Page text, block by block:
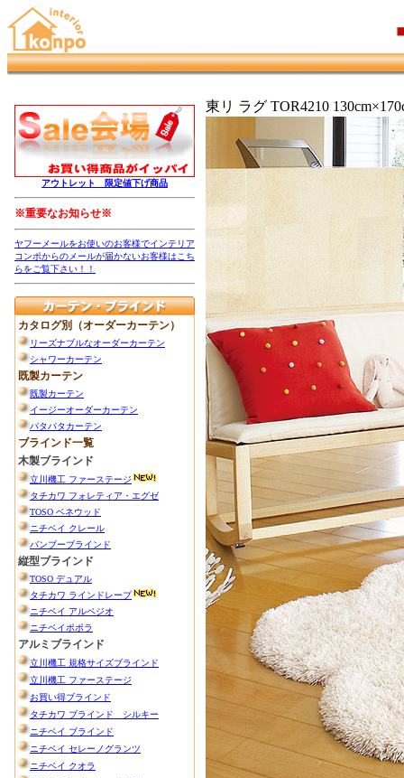
東リ ラグ TOR4210